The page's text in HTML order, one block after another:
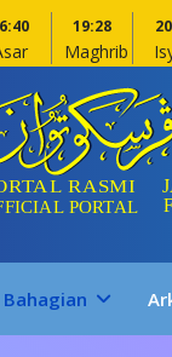
19:28
Maghrib
Bahagian